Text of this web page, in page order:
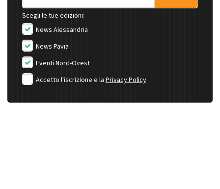
Scegli le tue edizioni:
News Alessandria
News Pavia
Eventi Nord-Ovest
Accetto l'iscrizione e la Privacy Policy